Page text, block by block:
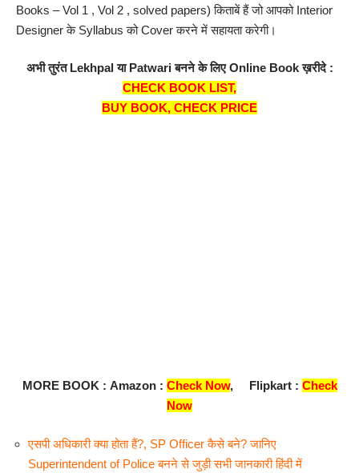
Books – Vol 1 , Vol 2 , solved papers)किताबें हैं जो आपको Interior
Designer के Syllabus को Cover करने में सहायता करेगी।
अभी तुरंत Lekhpal या Patwari बनने के लिए Online Book ख़रीदे :
CHECK BOOK LIST,
BUY BOOK, CHECK PRICE
MORE BOOK : Amazon: Check Now, Flipkart : Check
Now
एसपी अधिकारी क्या होता हैं?, SP Officer कैसे बने? जानिए
Superintendent of Police बनने से जुड़ी सभी जानकारी हिंदी में